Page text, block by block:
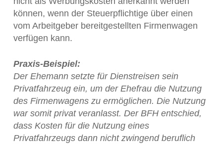
können, wenn der Steuerpflichtige über einen
vom Arbeitgeber bereitgestellten Firmenwagen
verfügen kann.
Praxis-Beispiel:
Der Ehemann setzte für Dienstreisen sein
Privatfahrzeug ein, um der Ehefrau die Nutzung
des Firmenwagens zu ermöglichen. Die Nutzung
war somit privat veranlasst. Der BFH entschied,
dass Kosten für die Nutzung eines
Privatfahrzeugs dann nicht zwingend beruflich